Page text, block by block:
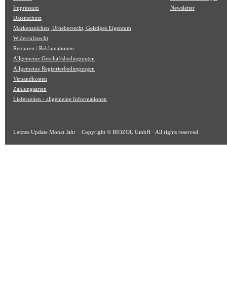
Impressum
Datenschutz
Markenzeichen, Urheberrecht, Geistiges Eigentum
Widerrufsrecht
Retouren / Reklamationen
Allgemeine Geschäftsbedingungen
Allgemeine Registrierbedingungen
Versandkosten
Zahlungsarten
Lieferzeiten - allgemeine Informationen
Newsletter
Letztes Update Monat Jahr · Copyright © BIOZOL GmbH · All rights reserved